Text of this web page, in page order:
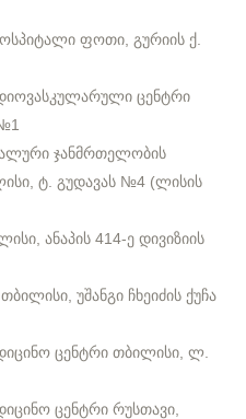
ფოთი, გურიის ქ.
ცენტრი
ჯანმრთელობის
ტ. გუდავას №4 (ლისის
ანაპის 414-ე დივიზიის
უშანგი ჩხეიძის ქუჩა
ცენტრი თბილისი, ლ.
ცენტრი რუსთავი,